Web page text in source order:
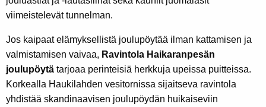
viimeistelevät tunnelman.
Jos kaipaat elämyksellistä joulupöytää ilman kattamisen ja
valmistamisen vaivaa, Ravintola Haikaranpesän
joulupöytä tarjoaa perinteisiä herkkuja upeissa puitteissa.
Korkealla Haukilahden vesitornissa sijaitseva ravintola
yhdistää skandinaavisen joulupöydän huikaiseviin